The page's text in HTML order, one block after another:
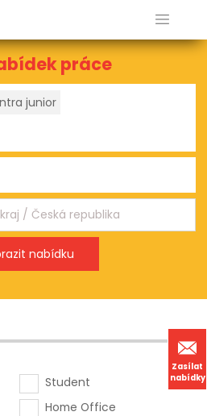
Zasílat
nabídky
práce
junior
Student
Home Office